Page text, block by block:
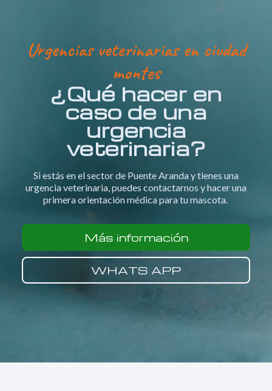
Urgencias veterinarias en ciudad
montes
¿Qué hacer en
caso de una
urgencia
veterinaria?
Si estás en el sector de Puente Aranda y tienes una
urgencia veterinaria, puedes contactarnos y hacer una
primera orientación médica para tu mascota.
Más información
WHATS APP